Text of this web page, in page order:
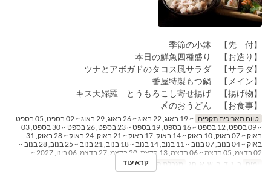
【先 付】 季節の小鉢
【お造り】 本日の鮮魚四種盛り
【サラダ】 ツナとアボガドのタコス風サラダ
【メイン】 番屋特製もつ鍋
【揚げ物】 キス天婦羅 とうもろこし寄せ揚げ
【お食事】 〆のおうどん
טווח תאריכים תקפים
~ 19 באוג, 22 באוג ~ 26 באוג, 29 באוג ~ 02 בספט, 05 בספט
~ 09 בספט, 12 בספט ~ 16 בספט, 19 בספט ~ 23 בספט, 26 בספט ~ 30 בספט, 03
באוק ~ 07 באוק, 10 באוק ~ 14 באוק, 17 באוק ~ 21 באוק, 24 באוק ~ 28 באוק, 31
באוק ~ 04 בנוב, 07 בנוב ~ 11 בנוב, 14 בנוב ~ 18 בנוב, 21 בנוב ~ 25 בנוב, 28 בנוב ~
02 בדצמ, 05 בדצמ ~ 06 בדצמ, 13 בדצמ, 20 בדצמ, 27 בדצמ, 06 בינו, 2027 ~
ימים
ב, ג, ד, ה, ש, א, חג מגבלת הזמנה 2 ~ 20
קרא עוד